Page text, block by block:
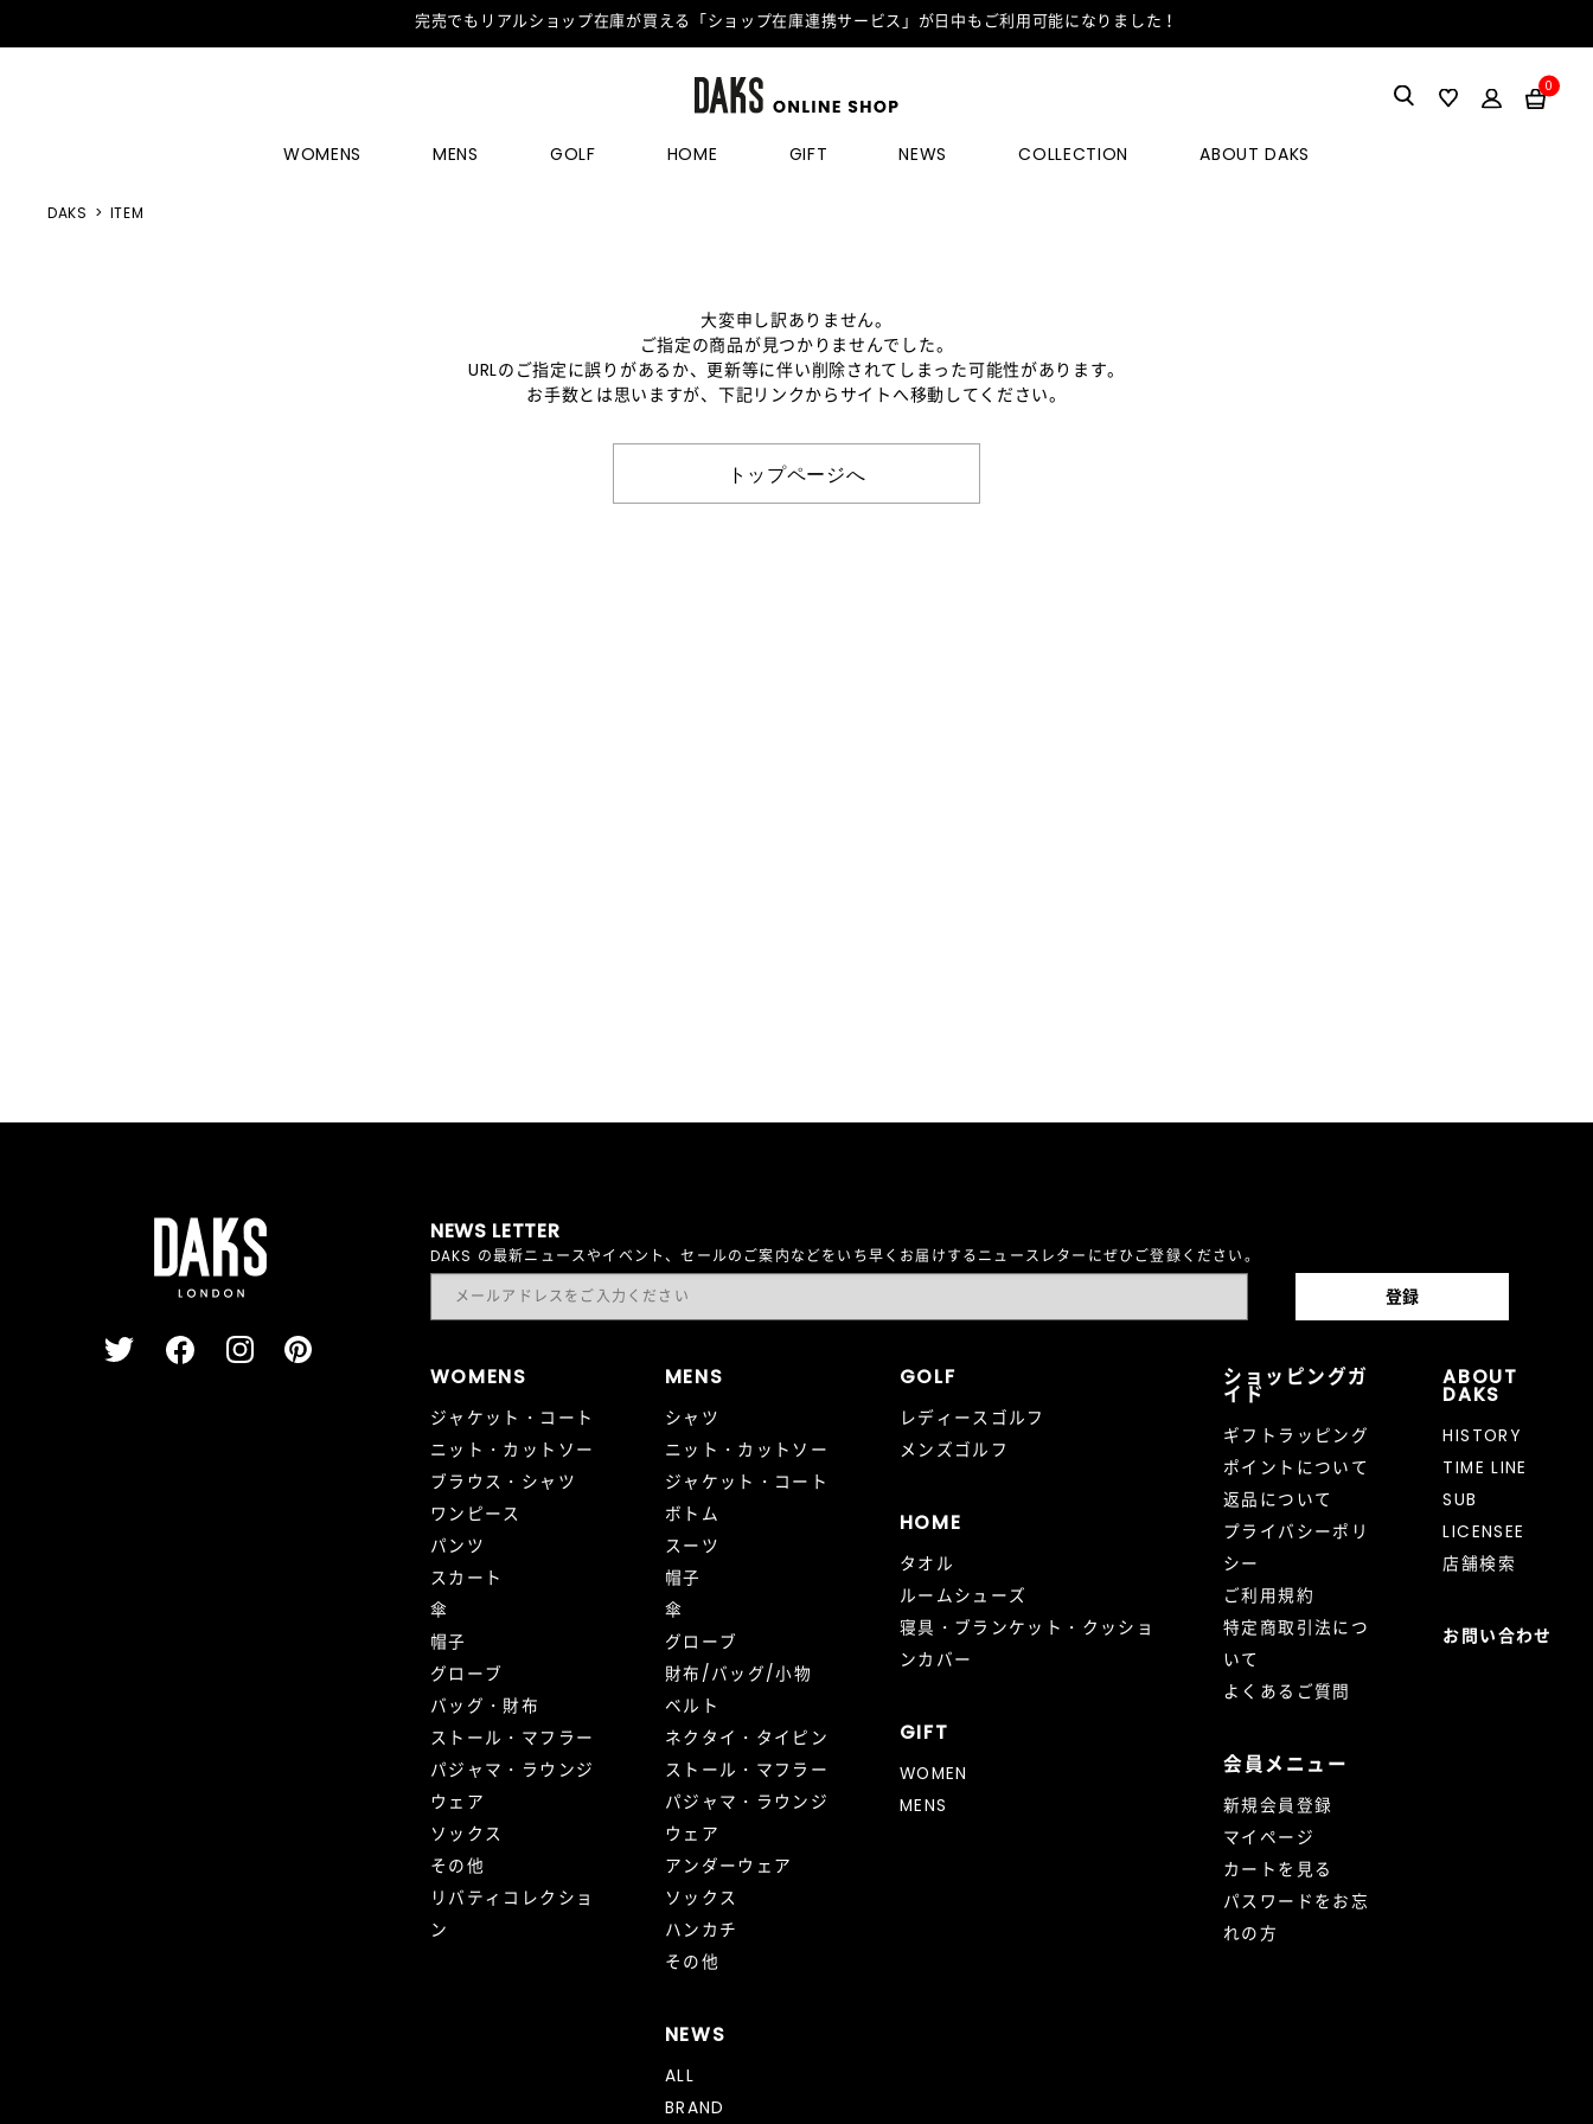
完売でもリアルショップ在庫が買える「ショップ在庫連携サービス」が日中もご利用可能になりました！
0
WOMENS MENS GOLF HOME GIFT NEWS COLLECTION ABOUT DAKS
DAKS ITEM
大変申し訳ありません。
ご指定の商品が見つかりませんでした。
URLのご指定に誤りがあるか、更新等に伴い削除されてしまった可能性があります。
お手数とは思いますが、下記リンクからサイトへ移動してください。
トップページへ
NEWS LETTER
DAKS の最新ニュースやイベント、セールのご案内などをいち早くお届けするニュースレターにぜひご登録ください。
WOMENS
ジャケット・コート
ニット・カットソー
ブラウス・シャツ
ワンピース
パンツ
スカート
傘
帽子
グローブ
バッグ・財布
ストール・マフラー
パジャマ・ラウンジ
ウェア
ソックス
その他
リバティコレクショ
ン
MENS
シャツ
ニット・カットソー
ジャケット・コート
ボトム
スーツ
帽子
傘
グローブ
財布/バッグ/小物
ベルト
ネクタイ・タイピン
ストール・マフラー
パジャマ・ラウンジ
ウェア
アンダーウェア
ソックス
ハンカチ
その他
NEWS
ALL
BRAND
GOLF
レディースゴルフ
メンズゴルフ
HOME
タオル
ルームシューズ
寝具・ブランケット・クッショ
ンカバー
GIFT
WOMEN
MENS
ショッピングガ
イド
ギフトラッピング
ポイントについて
返品について
プライバシーポリ
シー
ご利用規約
特定商取引法につ
いて
よくあるご質問
会員メニュー
新規会員登録
マイページ
カートを見る
パスワードをお忘
れの方
ABOUT
DAKS
HISTORY
TIME LINE
SUB
LICENSEE
店舗検索
お問い合わせ